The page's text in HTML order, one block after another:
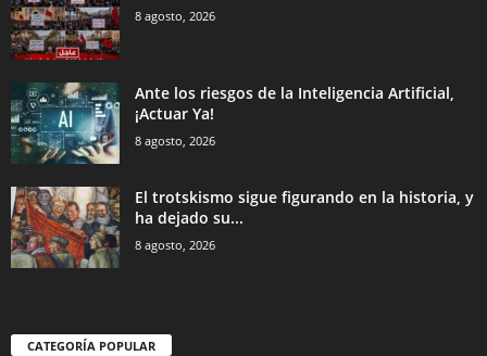
8 agosto, 2026
Ante los riesgos de la Inteligencia Artificial,
¡Actuar Ya!
8 agosto, 2026
El trotskismo sigue figurando en la historia, y
ha dejado su...
8 agosto, 2026
CATEGORÍA POPULAR